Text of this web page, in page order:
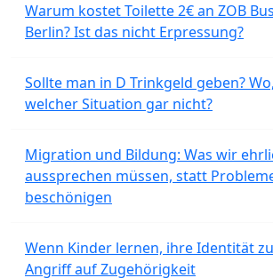
Warum kostet Toilette 2€ an ZOB
Berlin? Ist das nicht Erpressung?
Sollte man in D Trinkgeld geben?
welcher Situation gar nicht?
Migration und Bildung: Was wir
aussprechen müssen, statt
beschönigen
Wenn Kinder lernen, ihre Identität
Angriff auf Zugehörigkeit